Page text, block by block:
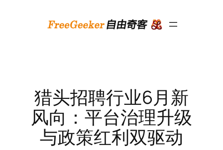
猎头招聘行业6月新
风向：平台治理升级
与政策红利双驱动